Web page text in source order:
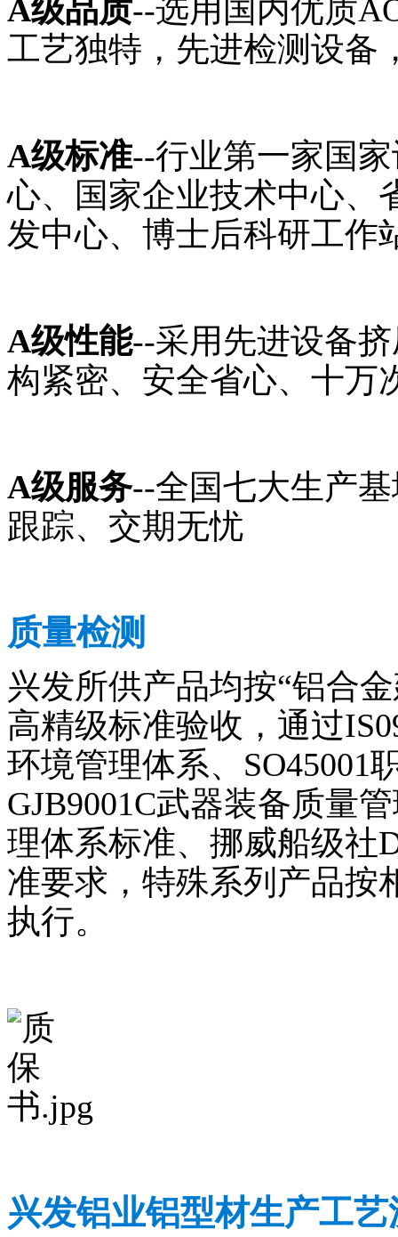
A级品质--选用国内优质
工艺独特，先进检测设备
A级标准--行业第一家国
心、国家企业技术中心、
发中心、博士后科研工作
A级性能--采用先进设备
构紧密、安全省心、十万
A级服务--全国七大生产
跟踪、交期无忧
质量检测
兴发所供产品均按“铝合
高精级标准验收，通过
环境管理体系、SO45001
GJB9001C武器装备质量
理体系标准、挪威船级社
准要求，特殊系列产品按
执行。
兴发铝业铝型材生产工